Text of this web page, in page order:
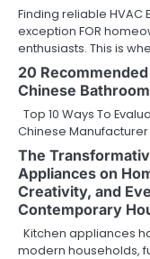
Finding reliable HVAC
exception FOR
enthusiasts. This is
20
Chinese
Top 10 Ways To
Chinese
The
Appliances on
Creativity, and
Contemporary
Kitchen appliances
modern households,